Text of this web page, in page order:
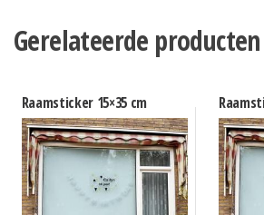
Gerelateerde producten
Raamsticker 15×35 cm